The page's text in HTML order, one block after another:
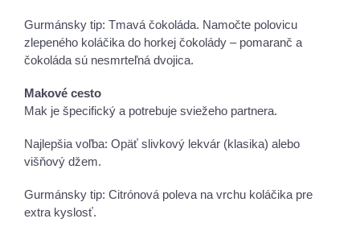
Gurmánsky tip: Tmavá čokoláda. Namočte polovicu
zlepeného koláčika do horkej čokolády – pomaranč a
čokoláda sú nesmrteľná dvojica.
Makové cesto
Mak je špecifický a potrebuje sviežeho partnera.
Najlepšia voľba: Opäť slivkový lekvár (klasika) alebo
višňový džem.
Gurmánsky tip: Citrónová poleva na vrchu koláčika pre
extra kyslosť.